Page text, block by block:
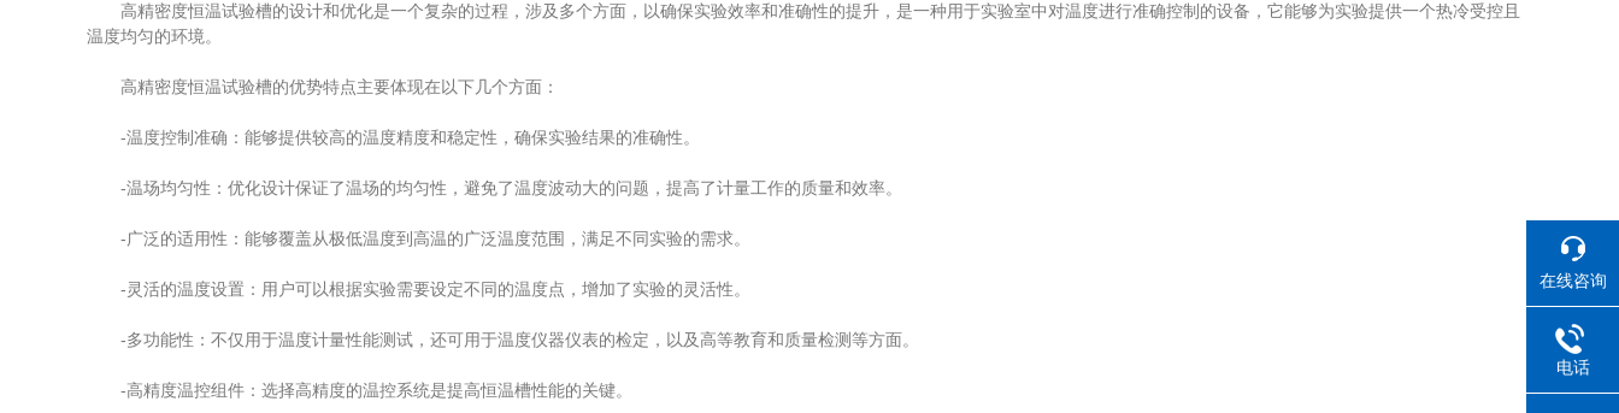
高精密度恒温试验槽的设计和优化是一个复杂的过程，涉及多个方面，以确保实验效率和准确性的提升，是一种用于实验室中对温度进行准确控制的设备，它能够为实验提供一个热冷受控且
温度均匀的环境。
高精密度恒温试验槽的优势特点主要体现在以下几个方面：
-温度控制准确：能够提供较高的温度精度和稳定性，确保实验结果的准确性。
-温场均匀性：优化设计保证了温场的均匀性，避免了温度波动大的问题，提高了计量工作的质量和效率。
-广泛的适用性：能够覆盖从极低温度到高温的广泛温度范围，满足不同实验的需求。
-灵活的温度设置：用户可以根据实验需要设定不同的温度点，增加了实验的灵活性。
-多功能性：不仅用于温度计量性能测试，还可用于温度仪器仪表的检定，以及高等教育和质量检测等方面。
-高精度温控组件：选择高精度的温控系统是提高恒温槽性能的关键。
在线咨询
电话